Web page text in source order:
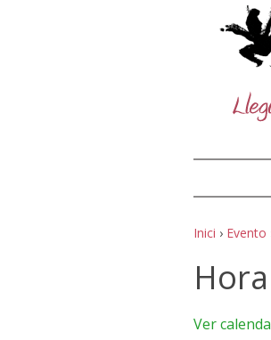
Inici › Evento
Ver